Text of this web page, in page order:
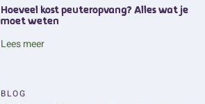
Hoeveel kost peuteropvang? Alles wat je
moet weten
Lees meer
BLOG